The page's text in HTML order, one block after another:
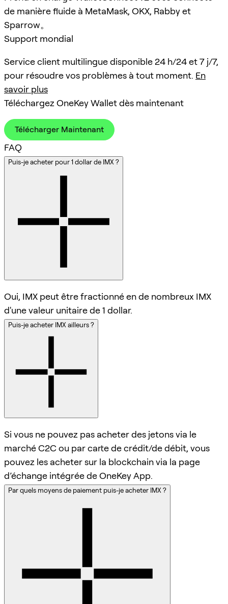
de manière fluide à MetaMask, OKX, Rabby et
Sparrow。
Support mondial
Service client multilingue disponible 24 h/24 et 7 j/7,
pour résoudre vos problèmes à tout moment. En
savoir plus
Téléchargez OneKey Wallet dès maintenant
Télécharger Maintenant
FAQ
Puis-je acheter pour 1 dollar de IMX ?
Oui, IMX peut être fractionné en de nombreux IMX
d'une valeur unitaire de 1 dollar.
Puis-je acheter IMX ailleurs ?
Si vous ne pouvez pas acheter des jetons via le
marché C2C ou par carte de crédit/de débit, vous
pouvez les acheter sur la blockchain via la page
d’échange intégrée de OneKey App.
Par quels moyens de paiement puis-je acheter IMX ?